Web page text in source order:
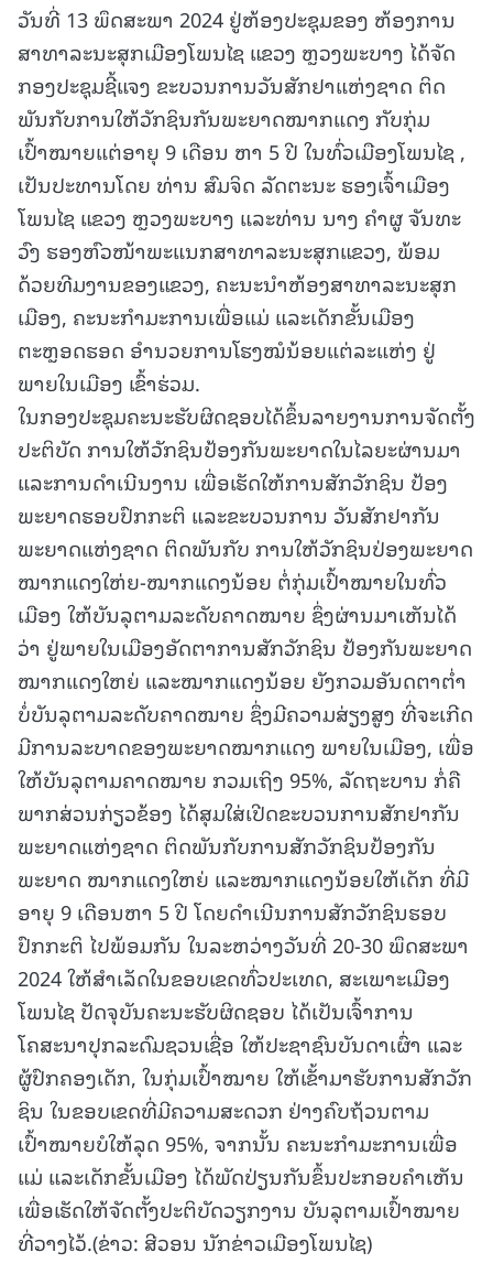
ວັນທີ່ 13 ພຶດສະພາ 2024 ຢູ່ຫ້ອງປະຊຸມຂອງ ຫ້ອງການ
ສາທາລະນະສຸກເມືອງໂພນໄຊ ແຂວງ ຫຼວງພະບາງ ໄດ້ຈັດ
ກອງປະຊຸມຊີ້ແຈງ ຂະບວນການວັນສັກຢາແຫ່ງຊາດ ຕິດ
ພັນກັບການໃຫ້ວັກຊິນກັນພະຍາດໝາກແດງ ກັບກຸ່ມ
ເປົ້າໝາຍແຕ່ອາຍຸ 9 ເດືອນ ຫາ 5 ປີ ໃນທົ່ວເມືອງໂພນໄຊ ,
ເປັນປະທານໂດຍ ທ່ານ ສົມຈິດ ລັດຕະນະ ຮອງເຈົ້າເມືອງ
ໂພນໄຊ ແຂວງ ຫຼວງພະບາງ ແລະທ່ານ ນາງ ຄໍາຜູ ຈັນທະ
ວົງ ຮອງຫົວໜ້າພະແນກສາທາລະນະສຸກແຂວງ, ພ້ອມ
ດ້ວຍທີມງານຂອງແຂວງ, ຄະນະນຳຫ້ອງສາທາລະນະສຸກ
ເມືອງ, ຄະນະກໍາມະການເພື່ອແມ່ ແລະເດັກຂັ້ນເມືອງ
ຕະຫຼອດຮອດ ອໍານວຍການໂຮງໝໍນ້ອຍແຕ່ລະແຫ່ງ ຢູ່
ພາຍໃນເມືອງ ເຂົ້າຮ່ວມ.
ໃນກອງປະຊຸມຄະນະຮັບຜິດຊອບໄດ້ຂຶ້ນລາຍງານການຈັດຕັ້ງ
ປະຕິບັດ ການໃຫ້ວັກຊິນປ້ອງກັນພະຍາດໃນໄລຍະຜ່ານມາ
ແລະການດໍາເນີນງານ ເພື່ອເຮັດໃຫ້ການສັກວັກຊິນ ປ້ອງ
ພະຍາດຮອບປົກກະຕິ ແລະຂະບວນການ ວັນສັກຢາກັນ
ພະຍາດແຫ່ງຊາດ ຕິດພັນກັບ ການໃຫ້ວັກຊິນປ່ອງພະຍາດ
ໝາກແດງໃຫ່ຍ-ໝາກແດງນ້ອຍ ຕໍ່ກຸ່ມເປົ້າໝາຍໃນທົ່ວ
ເມືອງ ໃຫ້ບັນລຸຕາມລະດັບຄາດໝາຍ ຊຶ່ງຜ່ານມາເຫັນໄດ້
ວ່າ ຢູ່ພາຍໃນເມືອງອັດຕາການສັກວັກຊິນ ປ້ອງກັນພະຍາດ
ໝາກແດງໃຫຍ່ ແລະໝາກແດງນ້ອຍ ຍັງກວມອັນດຕາຕໍ່າ
ບໍ່ບັນລຸຕາມລະດັບຄາດໝາຍ ຊຶ່ງມີຄວາມສ່ຽງສູງ ທີ່ຈະເກີດ
ມີການລະບາດຂອງພະຍາດໝາກແດງ ພາຍໃນເມືອງ, ເພື່ອ
ໃຫ້ບັນລຸຕາມຄາດໝາຍ ກວມເຖິງ 95%, ລັດຖະບານ ກໍ່ຄື
ພາກສ່ວນກ່ຽວຂ້ອງ ໄດ້ສຸມໃສ່ເປີດຂະບວນການສັກຢາກັນ
ພະຍາດແຫ່ງຊາດ ຕິດພັນກັບການສັກວັກຊິນປ້ອງກັນ
ພະຍາດ ໝາກແດງໃຫຍ່ ແລະໝາກແດງນ້ອຍໃຫ້ເດັກ ທີ່ມີ
ອາຍຸ 9 ເດືອນຫາ 5 ປີ ໂດຍດຳເນີນການສັກວັກຊິນຮອບ
ປົກກະຕິ ໄປພ້ອມກັນ ໃນລະຫວ່າງວັນທີ່ 20-30 ພຶດສະພາ
2024 ໃຫ້ສໍາເລັດໃນຂອບເຂດທົ່ວປະເທດ, ສະເພາະເມືອງ
ໂພນໄຊ ປັດຈຸບັນຄະນະຮັບຜິດຊອບ ໄດ້ເປັນເຈົ້າການ
ໂຄສະນາປຸກລະດົມຊວນເຊື່ອ ໃຫ້ປະຊາຊົນບັນດາເຜົ່າ ແລະ
ຜູ້ປົກຄອງເດັກ, ໃນກຸ່ມເປົ້າໝາຍ ໃຫ້ເຂັ້າມາຮັບການສັກວັກ
ຊິນ ໃນຂອບເຂດທີ່ມີຄວາມສະດວກ ຢ່າງຄົບຖ້ວນຕາມ
ເປົ້າໝາຍບໍໃຫ້ລຸດ 95%, ຈາກນັ້ນ ຄະນະກໍາມະການເພື່ອ
ແມ່ ແລະເດັກຂັ້ນເມືອງ ໄດ້ພັດປ່ຽນກັນຂຶ້ນປະກອບຄໍາເຫັນ
ເພື່ອເຮັດໃຫ້ຈັດຕັ້ງປະຕິບັດວຽກງານ ບັນລຸຕາມເປົ້າໝາຍ
ທີ່ວາງໄວ້.(ຂ່າວ: ສີວອນ ນັກຂ່າວເມືອງໂພນໄຊ)